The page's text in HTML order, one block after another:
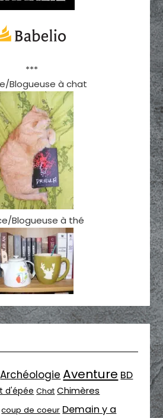
***
Blogueuse à chat
Blogueuse à thé
Archéologie Aventure BD
d'épée Chat Chimères
coup de coeur Demain y a